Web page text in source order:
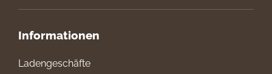
Informationen
Ladengeschäfte